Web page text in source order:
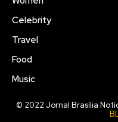
Celebrity
Travel
Food
Music
© 2022 Jornal Brasília